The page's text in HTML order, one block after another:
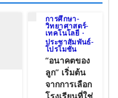
การศึกษา-
วิทยาศาสตร์-
เทคโนโลยี
ประชาสัมพันธ์-
โปรโมชั่น
“อนาคตของ
ลูก” เริ่มต้น
จากการเลือก